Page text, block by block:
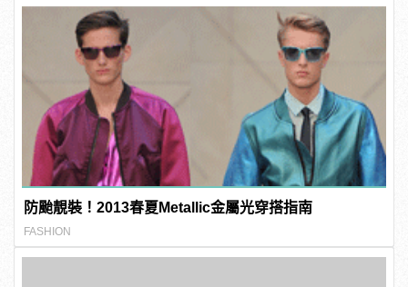
防颱靚裝！2013春夏Metallic金屬光穿搭指南
FASHION